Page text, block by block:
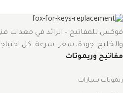
فوكس للمفاتيح – الرائد في معدات
والخليج. جودة، سعر، سرعة. كل
مفاتيح وريموتات
ريموتات سيارات